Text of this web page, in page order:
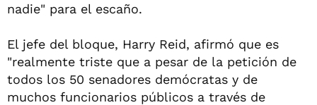
nadie" para el escaño.
El jefe del bloque, Harry Reid, afirmó que es
"realmente triste que a pesar de la petición de
todos los 50 senadores demócratas y de
muchos funcionarios públicos a través de